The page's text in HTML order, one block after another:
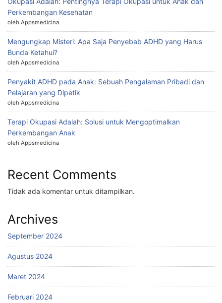
Perkembangan Kesehatan
oleh Appsmedicina
Mengungkap Misteri: Apa Saja Penyebab ADHD yang Harus
Bunda Ketahui?
oleh Appsmedicina
Penyakit ADHD pada Anak: Sebuah Pengalaman Pribadi dan
Pelajaran yang Dipetik
oleh Appsmedicina
Terapi Okupasi Adalah: Solusi untuk Mengoptimalkan
Perkembangan Anak
oleh Appsmedicina
Recent Comments
Tidak ada komentar untuk ditampilkan.
Archives
September 2024
Agustus 2024
Maret 2024
Februari 2024